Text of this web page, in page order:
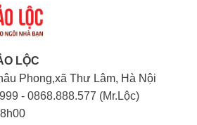
LỘC
Phong,xã Thư Lâm, Hà Nội
- 0868.888.577 (Mr.Lộc)